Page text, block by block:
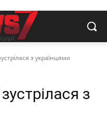
з українцями
з